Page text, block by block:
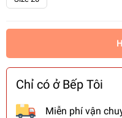
Chỉ có ở Bếp Tôi
Miễn phí vận